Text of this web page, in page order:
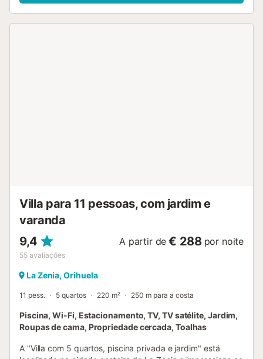
de ténis, dois campos de petanca e dois campos de ténis
Villa para 11 pessoas, com jardim e
varanda
9,4
55 avaliações
A partir de € 288 por noite
La Zenia, Orihuela
11 pess. 5 quartos 220 m² 250 m para a costa
Piscina, Wi-Fi, Estacionamento, TV, TV satélite, Jardim,
Roupas de cama, Propriedade cercada, Toalhas
A "Villa com 5 quartos, piscina privada e jardim" está